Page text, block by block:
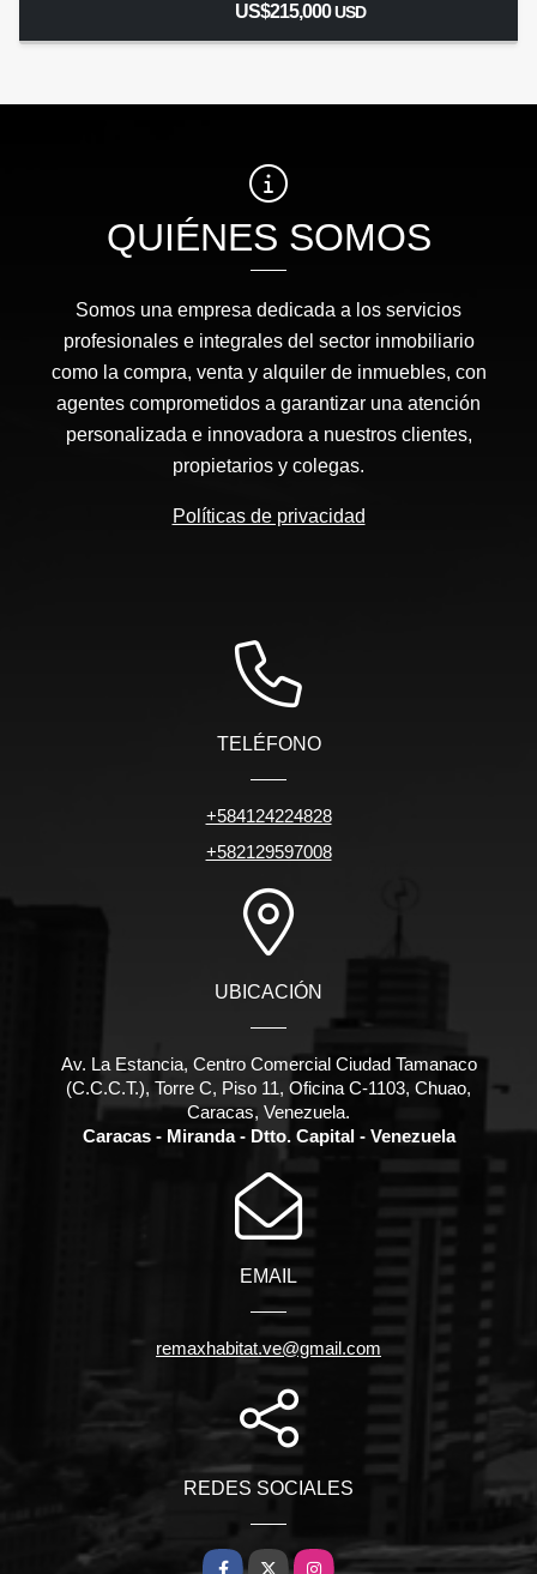
US$215,000USD
QUIÉNES SOMOS
Somos una empresa dedicada a los servicios
profesionales e integrales del sector inmobiliario
como la compra, venta y alquiler de inmuebles, con
agentes comprometidos a garantizar una atención
personalizada e innovadora a nuestros clientes,
propietarios y colegas.
Políticas de privacidad
TELÉFONO
+584124224828
+582129597008
UBICACIÓN
Av. La Estancia, Centro Comercial Ciudad Tamanaco
(C.C.C.T.), Torre C, Piso 11, Oficina C-1103, Chuao,
Caracas, Venezuela.
Caracas - Miranda - Dtto. Capital - Venezuela
EMAIL
remaxhabitat.ve@gmail.com
REDES SOCIALES
Facebook
X Instagram